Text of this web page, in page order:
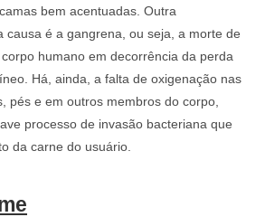
bem acentuadas. Outra
causa é a gangrena, ou seja, a morte de
humano em decorrência da perda
Há, ainda, a falta de oxigenação nas
pés e em outros membros do corpo,
processo de invasão bacteriana que
da carne do usuário.